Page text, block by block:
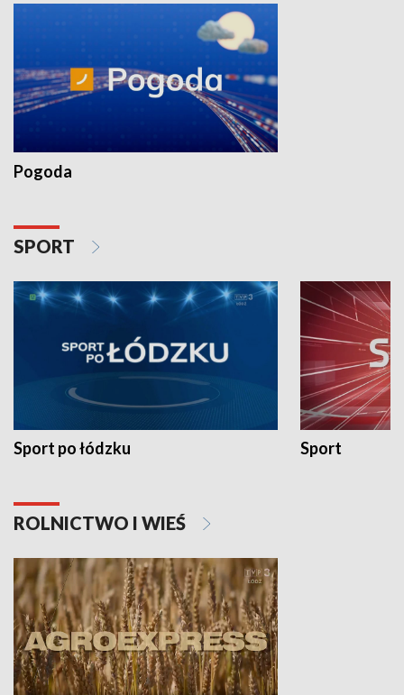
Pogoda
SPORT
Sport po łódzku Sport
ROLNICTWO I WIEŚ